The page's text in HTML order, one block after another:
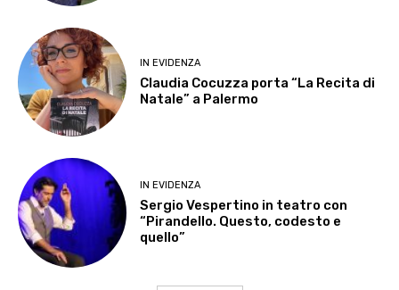
IN EVIDENZA
Claudia Cocuzza porta “La Recita di
Natale” a Palermo
IN EVIDENZA
Sergio Vespertino in teatro con
“Pirandello. Questo, codesto e
quello”